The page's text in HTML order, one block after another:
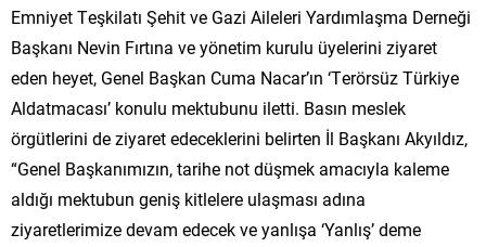
Emniyet Teşkilatı Şehit ve Gazi Aileleri Yardımlaşma Derneği
Başkanı Nevin Fırtına ve yönetim kurulu üyelerini ziyaret
eden heyet, Genel Başkan Cuma Nacar’ın ‘Terörsüz Türkiye
Aldatmacası’ konulu mektubunu iletti. Basın meslek
örgütlerini de ziyaret edeceklerini belirten İl Başkanı Akyıldız,
“Genel Başkanımızın, tarihe not düşmek amacıyla kaleme
aldığı mektubun geniş kitlelere ulaşması adına
ziyaretlerimize devam edecek ve yanlışa ‘Yanlış’ deme